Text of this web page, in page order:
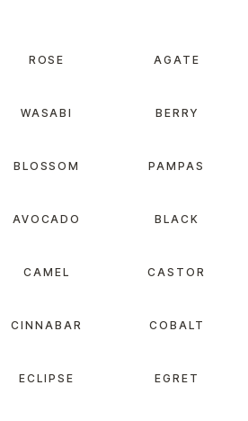
ROSE AGATE
WASABI BERRY
BLOSSOM PAMPAS
AVOCADO BLACK
CAMEL CASTOR
CINNABAR COBALT
ECLIPSE EGRET